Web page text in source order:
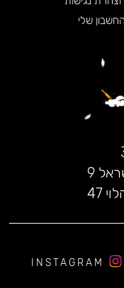
החשבון שלי
9
47
INSTAGRAM